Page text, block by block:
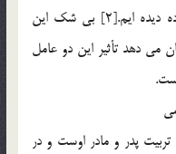
بعكس، آلوده زادگان را در موارد زيادي آلوده ديده ايم.[2] بي شك اين
مي دهد تأثير اين دو عامل
پدر و مادر اوست و در